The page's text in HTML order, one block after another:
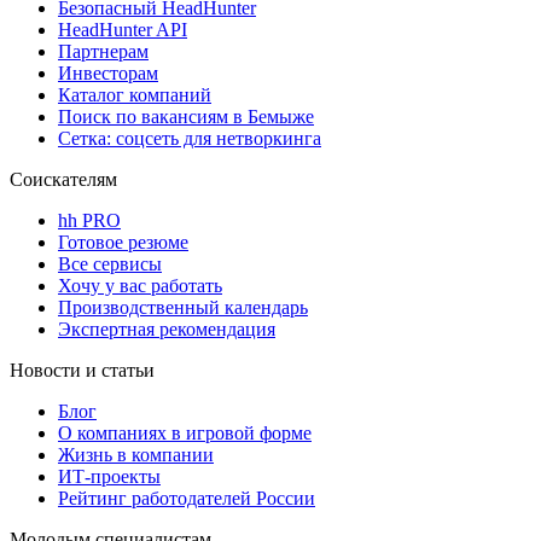
Безопасный HeadHunter
HeadHunter API
Партнерам
Инвесторам
Каталог компаний
Поиск по вакансиям в Бемыже
Сетка: соцсеть для нетворкинга
Соискателям
hh PRO
Готовое резюме
Все сервисы
Хочу у вас работать
Производственный календарь
Экспертная рекомендация
Новости и статьи
Блог
О компаниях в игровой форме
Жизнь в компании
ИТ-проекты
Рейтинг работодателей России